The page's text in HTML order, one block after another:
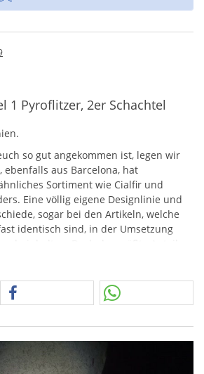
1 Pyroflitzer, 2er Schachtel
so gut angekommen ist, legen wir
, ebenfalls aus Barcelona, hat
Sortiment wie Cialfir und
Eine völlig eigene Designlinie und
sogar bei den Artikeln, welche
identisch sind, in der Umsetzung
beinhalten. Doch der größte Anteil an
anders beschaffen. Eines
zuhause sind. Bei Cialfir konnte
Artikeln sehen und beiARSwird der
zu verwechseln mit Formel 1. Also